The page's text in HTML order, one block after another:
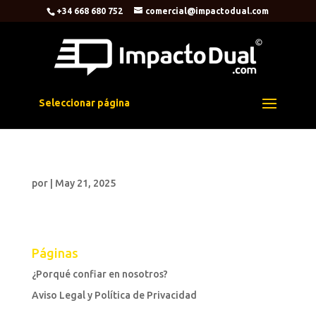
+34 668 680 752 comercial@impactodual.com
Seleccionar página
por May 21, 2025
Páginas
¿Porqué confiar en nosotros?
Aviso Legal y Política de Privacidad